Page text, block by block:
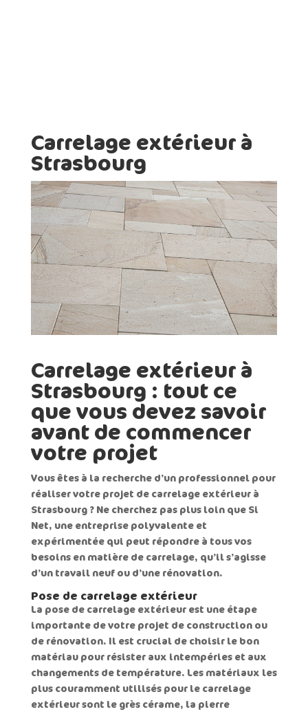
Carrelage extérieur à
Strasbourg
Carrelage extérieur à
Strasbourg : tout ce
que vous devez savoir
avant de commencer
votre projet
Vous êtes à la recherche d’un professionnel pour
réaliser votre projet de carrelage extérieur à
Strasbourg? Ne cherchez pas plus loin que Si
Net, une entreprise polyvalente et
expérimentée qui peut répondre à tous vos
besoins en matière de carrelage, qu’il s’agisse
d’un travail neuf ou d’une rénovation.
Pose de carrelage extérieur
La pose de carrelage extérieurest une étape
importante de votre projet de construction ou
de rénovation. Il est crucial de choisir le bon
matériau pour résister aux intempéries et aux
changements de température. Les matériaux les
plus couramment utilisés pour le carrelage
extérieursont le grès cérame, la pierre